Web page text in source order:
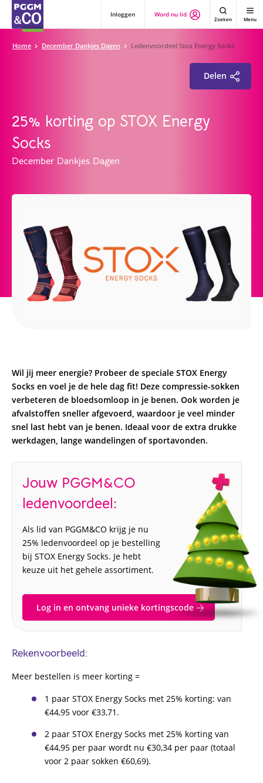
Inloggen Word nu lid
Zoeken Menu
Home December Dankjes Dagen Ledenvoordeel Stox Energy Socks
25% korting op STOX Energy
Socks
December Dankjes Dagen
Delen
Wil jij meer energie? Probeer de speciale STOX Energy
Socks en voel je de hele dag fit! Deze compressie-sokken
verbeteren de bloedsomloop in je benen. Ook worden je
afvalstoffen sneller afgevoerd, waardoor je veel minder
snel last hebt van je benen. Ideaal voor de extra drukke
werkdagen, lange wandelingen of sportavonden.
Jouw PGGM&CO
ledenvoordeel:
Als lid van PGGM&CO krijg je nu
25% ledenvoordeel op je bestelling
bij STOX Energy Socks. Je hebt
keuze uit het gehele assortiment.
Log in en ontvang unieke kortingscode
Rekenvoorbeeld:
Meer bestellen is meer korting =
1 paar STOX Energy Socks met 25% korting: van
€44,95 voor €33,71.
2 paar STOX Energy Socks met 25% korting van
€44,95 per paar wordt nu €30,34 per paar (totaal
voor 2 paar sokken €60,69).